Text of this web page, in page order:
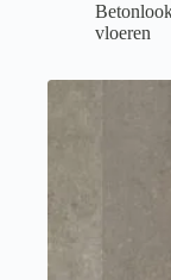
vloeren